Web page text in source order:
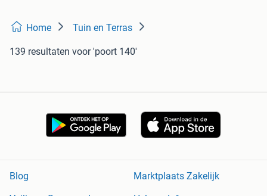
Home Tuin en Terras
139 resultaten voor 'poort 140'
Blog
Marktplaats Zakelijk